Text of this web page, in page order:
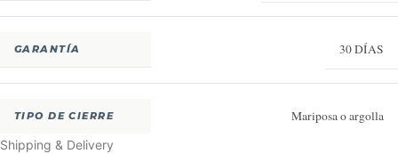
GARANTÍA 30 DÍAS
TIPO DE CIERRE Mariposa o argolla
Shipping & Delivery